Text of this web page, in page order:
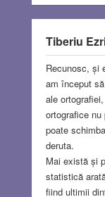
Tiberiu
Recunosc, și
am început
ale
ortografice nu
poate
deruta.
Mai există și
statistică
fiind ultimii